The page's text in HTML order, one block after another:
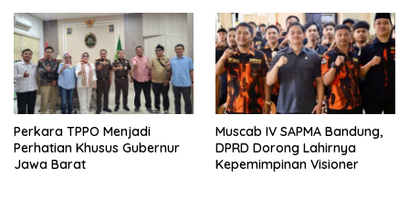
Perkara TPPO Menjadi
Perhatian Khusus Gubernur
Jawa Barat
Muscab IV SAPMA Bandung,
DPRD Dorong Lahirnya
Kepemimpinan Visioner